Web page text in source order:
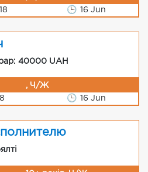
18 🕒 16 Jun
40000 UAH
, Ч/Ж
8 🕒 16 Jun